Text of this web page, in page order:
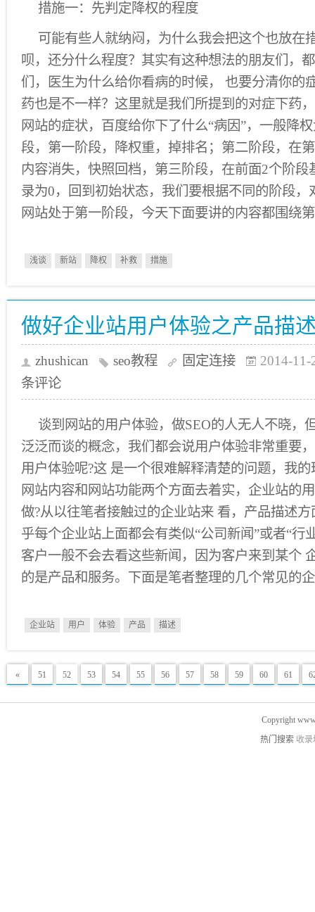
措施一：先判定降权的程度
可能有些人就纳闷，为什么我会把这个也放在
呗，还分什么程度？其实有这种想法的朋友们，
们，医生为什么给你看病的时候， 也要分清你的
药也是不一样？这里就是我们所提到的对症下药
网站的症状，百度给你下了什么“病因”，一般降
段，第一阶段，降权重，掉排名；第二阶段，在
内容消失，快照回档，第三阶段，在前面2个阶段
录为0，回到初始状态，我们要根据不同的阶段，
网站处于第一阶段，今天下面要讲的内容都围绕
浅谈 新站 降权 补救 措施
做好企业站用户体验之产品描
zhushican seo教程 固定连接
2014-11-
条评论
谈到网站的用户体验，做SEO的人无人不晓，
泛泛而谈的概念，我们都会说用户体验非常重要
用户体验呢?这 是一个很难解释清楚的问题，我
网站内容和网站功能两个方面去着实，企业站的
做?从以往笔者接触过的企业站来 看，产品描述
乎每个企业站上面都会有类似“公司新闻”或者“行
客户一般不会去看这些新闻，因为客户来到某个
的是产品和服务。下面是笔者整理的几个常见的
企业站 用户 体验 产品 描述
« 51 52 53 54 55 56 57 58 59 60 61
Copyright
热门搜索 收录